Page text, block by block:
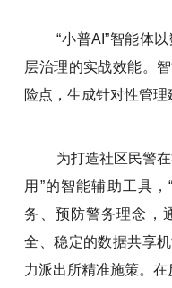
“小普AI”智能体
层治理的实战效能。
险点，生成针对性管理
为打造社区民警
用”的智能辅助工具
务、预防警务理念，
全、稳定的数据共享
力派出所精准施策。在